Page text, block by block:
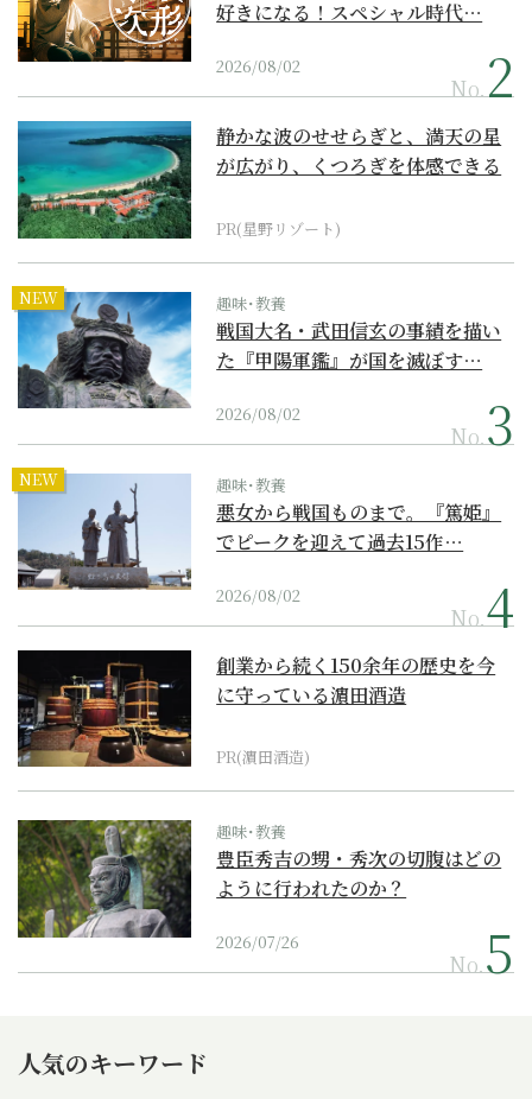
好きになる！スペシャル時代…
2026/08/02
No.
静かな波のせせらぎと、満天の星
が広がり、くつろぎを体感できる
PR(星野リゾート)
NEW 趣味･教養
戦国大名・武田信玄の事績を描い
た『甲陽軍鑑』が国を滅ぼす…
2026/08/02
No.
NEW 趣味･教養
悪女から戦国ものまで。『篤姫』
でピークを迎えて過去15作…
2026/08/02
No.
創業から続く150余年の歴史を今
に守っている濵田酒造
PR(濵田酒造)
趣味･教養
豊臣秀吉の甥・秀次の切腹はどの
ように行われたのか？
2026/07/26
No.
人気のキーワード